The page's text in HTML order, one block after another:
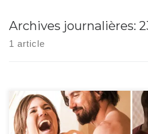
Archives journalières:
1 article